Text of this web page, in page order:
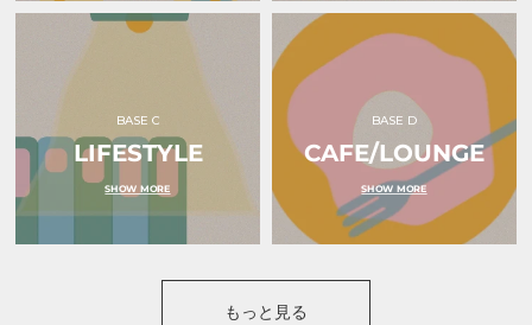
BASE C
LIFESTYLE
SHOW MORE
BASE D
CAFE/LOUNGE
SHOW MORE
もっと見る